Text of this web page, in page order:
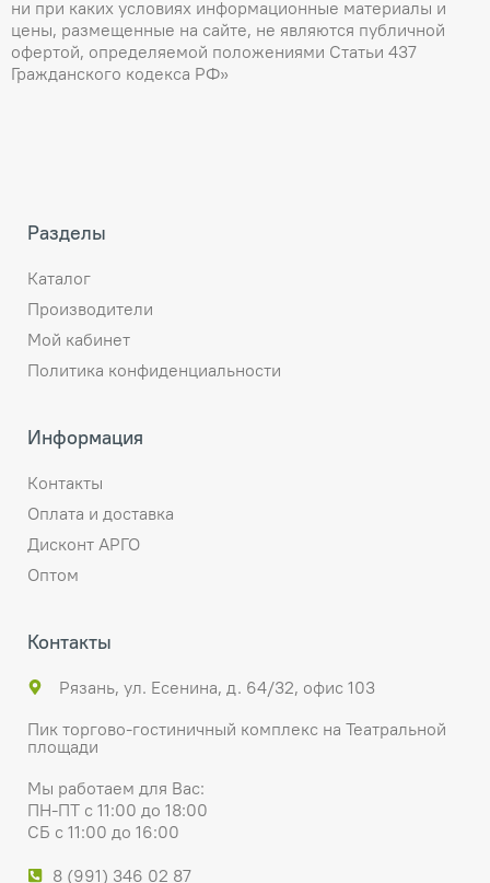
ни при каких условиях информационные материалы и
цены, размещенные на сайте, не являются публичной
офертой, определяемой положениями Статьи 437
Гражданского кодекса РФ»
Разделы
Каталог
Производители
Мой кабинет
Политика конфиденциальности
Информация
Контакты
Оплата и доставка
Дисконт АРГО
Оптом
Контакты
Рязань, ул. Есенина, д. 64/32, офис 103
Пик торгово-гостиничный комплекс на Театральной
площади
Мы работаем для Вас:
ПН-ПТ с 11:00 до 18:00
СБ с 11:00 до 16:00
8 (991) 346 02 87